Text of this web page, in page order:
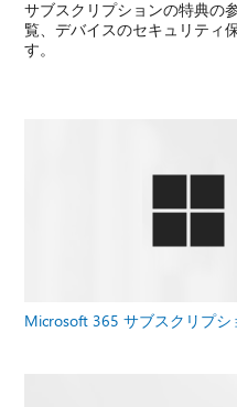
サブスクリプションの特典の
覧、デバイスのセキュリティ
す。
Microsoft 365 サブスクリプシ